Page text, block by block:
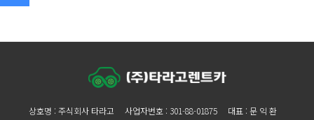
상호명 : 주식회사 타라고 사업자번호 : 301-88-01875
대표 : 문 익 환